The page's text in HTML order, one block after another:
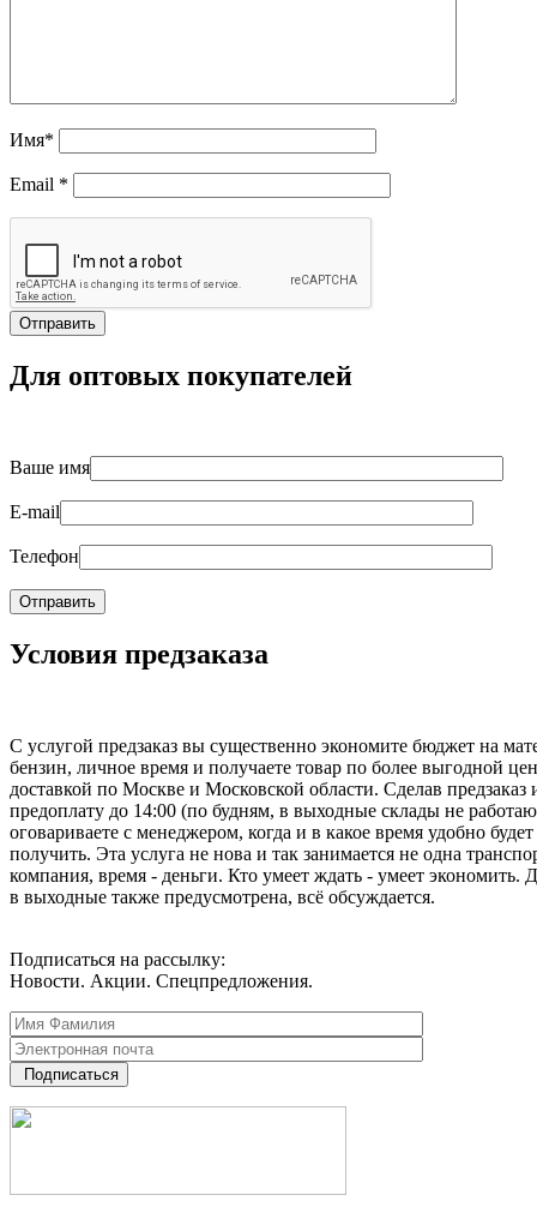
Имя*
Email *
Для оптовых покупателей
Ваше имя
E-mail
Телефон
Условия предзаказа
С услугой предзаказ вы существенно экономите бюджет на
бензин, личное время и получаете товар по более выгодной
доставкой по Москве и Московской области. Сделав предзаказ
предоплату до 14:00 (по будням, в выходные склады не
оговариваете с менеджером, когда и в какое время удобно будет
получить. Эта услуга не нова и так занимается не одна
компания, время - деньги. Кто умеет ждать - умеет экономить.
в выходные также предусмотрена, всё обсуждается.
Подписаться на рассылку:
Новости. Акции. Спецпредложения.
Подписаться